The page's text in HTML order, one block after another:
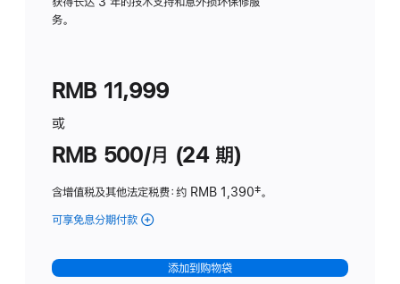
务。
RMB 11,999
或
RMB 500/月 (24 期)
含增值税及其他法定税费：约 RMB 1,390脚
‡。
可享免息分期付款 (Studio
-
标
添加到购物袋